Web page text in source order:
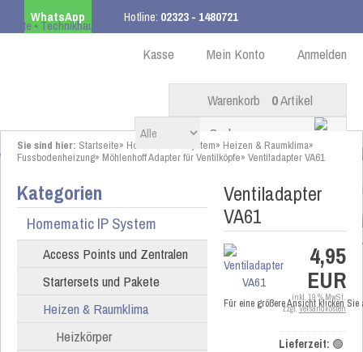
WhatsApp Hotline: 02323 - 1480721
ab 99,00 € innerhalb DE Anmelden
Mein Konto
Kasse
Warenkorb 0Artikel
Sie sind hier: Startseite» Homematic IP System» Heizen & Raumklima»
Fussbodenheizung» Möhlenhoff Adapter für Ventilköpfe» Ventiladapter VA61
Kategorien
Homematic IP System
Access Points und Zentralen
Startersets und Pakete
Heizen & Raumklima
Heizkörper
Ventiladapter
VA61
Für eine größere Ansicht klicken
4,95
EUR
inkl. 19 % MwSt.
zzgl.Versandkosten
Lieferzeit: 🟢